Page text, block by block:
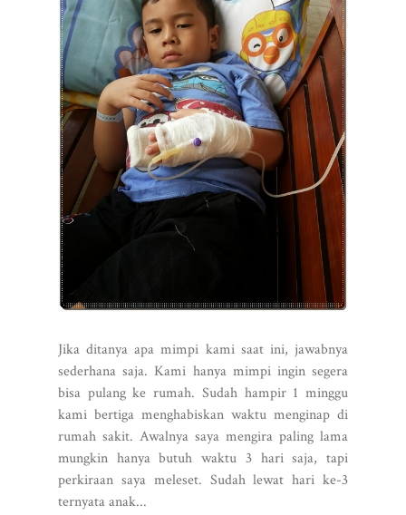
Jika ditanya apa mimpi kami saat ini, jawabnya
sederhana saja. Kami hanya mimpi ingin segera
bisa pulang ke rumah. Sudah hampir 1 minggu
kami bertiga menghabiskan waktu menginap di
rumah sakit. Awalnya saya mengira paling lama
mungkin hanya butuh waktu 3 hari saja, tapi
perkiraan saya meleset. Sudah lewat hari ke-3
ternyata anak...